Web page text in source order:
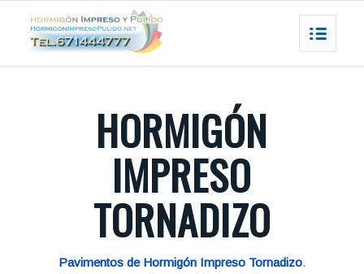
HORMIGÓN
IMPRESO
TORNADIZO
Pavimentos de Hormigón Impreso Tornadizo.